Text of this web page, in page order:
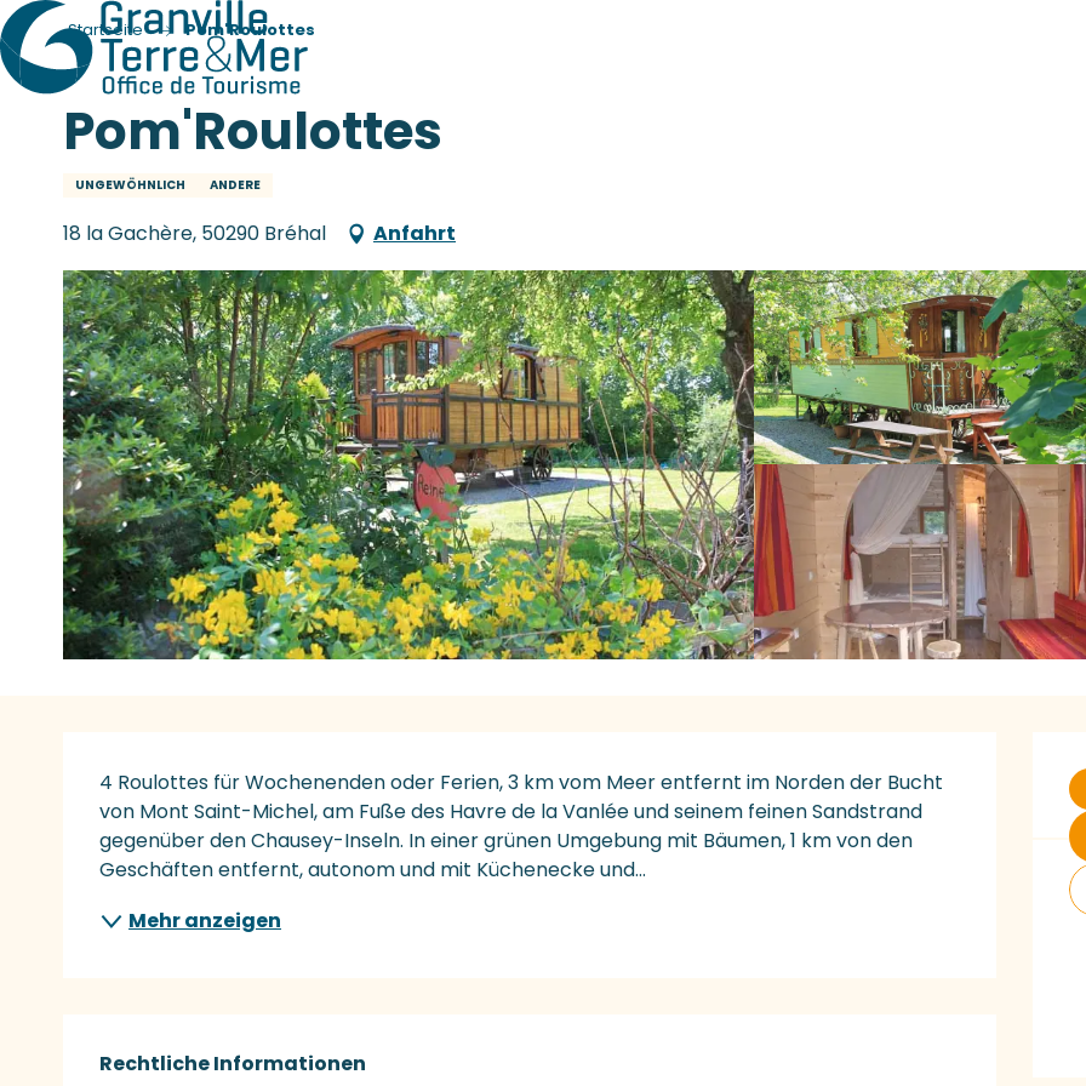
Startseite Pom'Roulottes
Pom'Roulottes
UNGEWÖHNLICH ANDERE
18 la Gachère, 50290 Bréhal Anfahrt
Beschreibung
4 Roulottes für Wochenenden oder Ferien, 3 km vom Meer entfernt im Norden der Bucht
von Mont Saint-Michel, am Fuße des Havre de la Vanlée und seinem feinen Sandstrand
gegenüber den Chausey-Inseln. In einer grünen Umgebung mit Bäumen, 1 km von den
Geschäften entfernt, autonom und mit Küchenecke und...
Mehr anzeigen
Rechtliche Informationen
Rechtliche Informationen